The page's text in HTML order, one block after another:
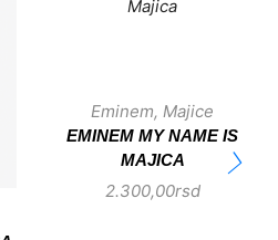
Eminem,Majice
EMINEM MY NAME IS
MAJICA
2.300,00rsd